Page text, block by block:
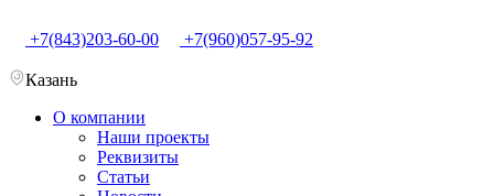
+7(843)203-60-00 +7(960)057-95-92
Казань
О компании
Наши проекты
Реквизиты
Статьи